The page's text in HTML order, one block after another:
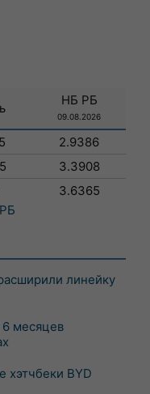
НБ РБ
09.08.2026
2.9386
3.3908
3.6365
линейку
6 месяцев
хэтчбеки BYD